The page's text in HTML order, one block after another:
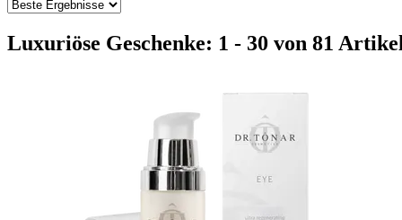
Luxuriöse Geschenke: 1 - 30 von 81